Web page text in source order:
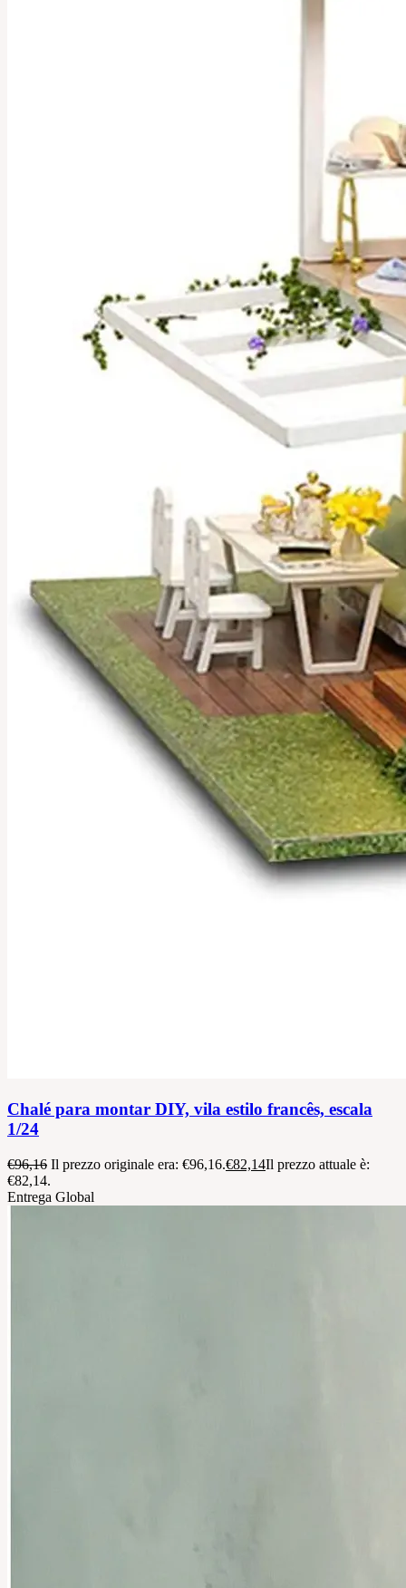
Chalé para montar DIY, vila estilo francês, escala
1/24
€96,16 Il prezzo originale era: €96,16.€82,14Il prezzo attuale è:
€82,14.
Entrega Global